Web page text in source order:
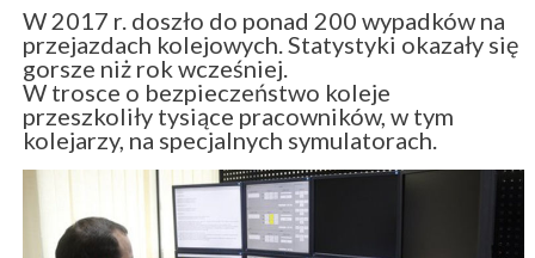
W 2017 r. doszło do ponad 200 wypadków na
przejazdach kolejowych. Statystyki okazały się
gorsze niż rok wcześniej.
W trosce o bezpieczeństwo koleje
przeszkoliły tysiące pracowników, w tym
kolejarzy, na specjalnych symulatorach.